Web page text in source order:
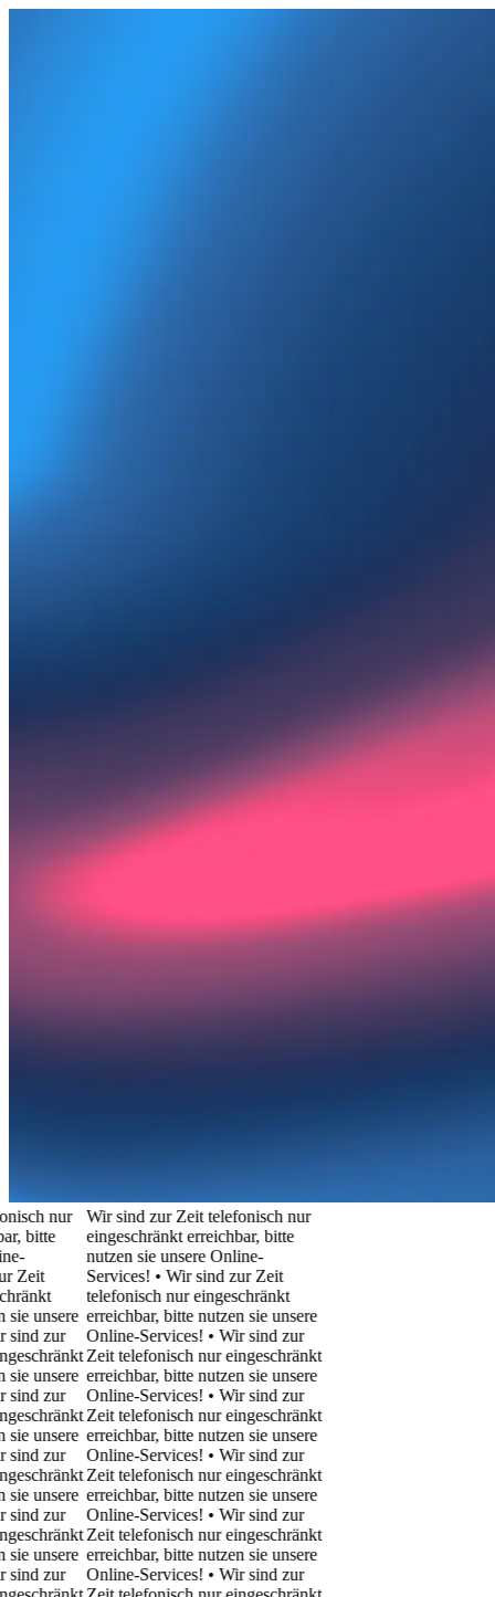
nur
zur
zur
zur
zur
zur
Wir sind zur Zeit telefonisch nur
eingeschränkt erreichbar, bitte
nutzen sie unsere Online-
Services! • Wir sind zur Zeit
telefonisch nur eingeschränkt
erreichbar, bitte nutzen sie unsere
Online-Services! • Wir sind zur
Zeit telefonisch nur eingeschränkt
erreichbar, bitte nutzen sie unsere
Online-Services! • Wir sind zur
Zeit telefonisch nur eingeschränkt
erreichbar, bitte nutzen sie unsere
Online-Services! • Wir sind zur
Zeit telefonisch nur eingeschränkt
erreichbar, bitte nutzen sie unsere
Online-Services! • Wir sind zur
Zeit telefonisch nur eingeschränkt
erreichbar, bitte nutzen sie unsere
Online-Services! • Wir sind zur